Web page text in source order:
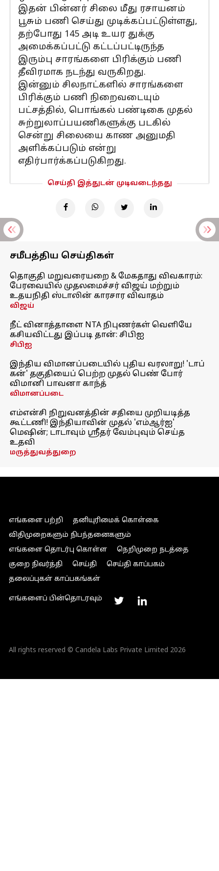
இதன் பின்னர் சிலை மீது ரசாயனம்
பூசும் பணி செய்து முடிக்கப்பட்டுள்ளது,
தற்போது 145 அடி உயர துக்கு
அமைக்கப்பட்டு கட்டப்பட்டிருந்த
இரும்பு சாரங்களை பிரிக்கும் பணி
தீவிரமாக நடந்து வருகிறது.
இன்னும் சிலநாட்களில் சாரங்களை
பிரிக்கும் பணி நிறைவடையும்
பட்சத்தில், பொங்கல் பண்டிகை முதல்
சுற்றுலாப்பயணிகளுக்கு படகில்
சென்று சிலையை காண அனுமதி
அளிக்கப்படும் என்று
எதிர்பார்க்கப்படுகிறது.
செய்தி இத்துடன் முடிவடைந்தது
சமீபத்திய செய்திகள்
தொகுதி மறுவரையறை & மேகதாது விவகாரம்:
பேரவையில் முதலமைச்சர் விஜய் மற்றும்
உதயநிதி ஸ்டாலின் காரசார விவாதம்
விஜய்
நீட் வினாத்தாளை NTA நிபுணர்கள் வெளியே
கசியவிட்டது இப்படி தான்: சிபிஐ
சிபிஐ
இந்திய விமானப்படையில் புதிய வரலாறு! 'டாப்
கன்' தகுதியைப் பெற்ற முதல் பெண் போர்
விமானி பாவனா காந்த்
விமானப்படை
எம்என்சி நிறுவனத்தின் சதியை முறியடித்த
கூட்டணி! இந்தியாவின் முதல் 'எம்ஆர்ஐ'
மெஷின்; டாடாவும் ஸ்ரீதர் வேம்புவும் செய்த
உதவி
மருத்துவத்துறை
எங்களை பற்றி
தனியுரிமைக் கொள்கை
விதிமுறைகளும் நிபந்தனைகளும்
எங்களை தொடர்பு கொள்ள
நெறிமுறை நடத்தை
குறை நிவர்த்தி
செய்தி
செய்தி காப்பகம்
தலைப்புகள் காப்பகங்கள்
எங்களைப் பின்தொடரவும்
All rights reserved © Candela Labs Private Limited 2026